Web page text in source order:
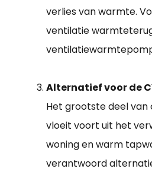
verlies van warmte.
ventilatie
Alternatief voor de
Het grootste deel van
vloeit voort uit het
woning en warm
verantwoord